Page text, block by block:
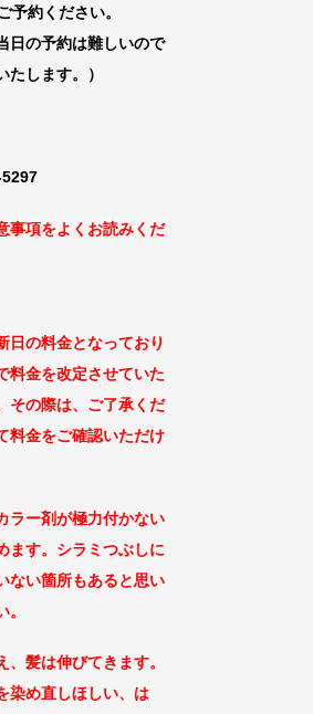
予約ください。
日の予約は難しいので
します。）
事項をよくお読みくだ
日の料金となっており
料金を改定させていた
その際は、ご了承くだ
料金をご確認いただけ
ラー剤が極力付かない
ます。シラミつぶしに
ない箇所もあると思い
。
髪は伸びてきます。
染め直しほしい、は